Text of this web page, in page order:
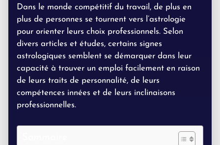
Dans le monde compétitif du travail, de plus en
plus de personnes se tournent vers l’astrologie
pour orienter leurs choix professionnels. Selon
divers articles et études, certains signes
astrologiques semblent se démarquer dans leur
capacité à trouver un emploi facilement en raison
de leurs traits de personnalité, de leurs
compétences innées et de leurs inclinaisons
professionnelles.